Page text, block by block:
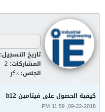
تاريخ التسجيل:
المشاركات: 2
الجنس: ذكر
كيفية الحصول على فيتامين b12
09-22-2018, 11:59 PM